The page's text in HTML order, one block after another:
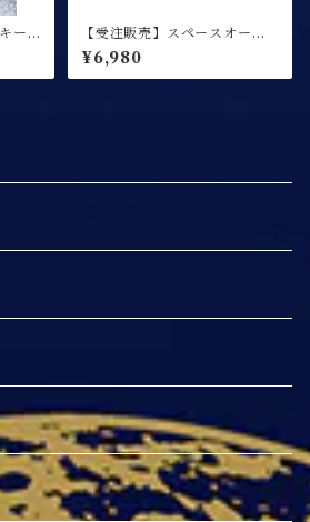
ー
【受注販売】スペースオーブ
ペンダント Dreamy ver.
¥6,980